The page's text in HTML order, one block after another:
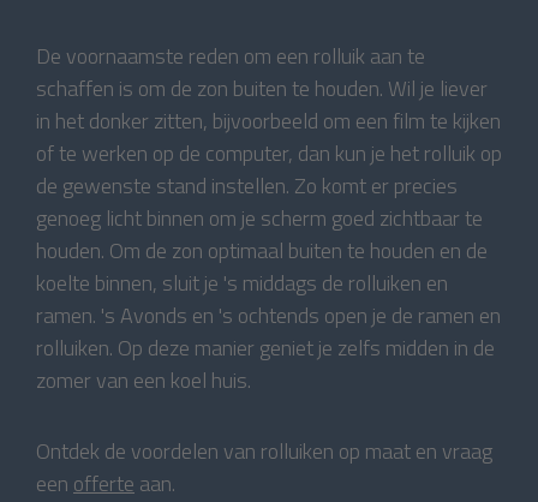
De voornaamste reden om een rolluik aan te
schaffen is om de zon buiten te houden. Wil je liever
in het donker zitten, bijvoorbeeld om een film te kijken
of te werken op de computer, dan kun je het rolluik op
de gewenste stand instellen. Zo komt er precies
genoeg licht binnen om je scherm goed zichtbaar te
houden. Om de zon optimaal buiten te houden en de
koelte binnen, sluit je 's middags de rolluiken en
ramen. 's Avonds en 's ochtends open je de ramen en
rolluiken. Op deze manier geniet je zelfs midden in de
zomer van een koel huis.
Ontdek de voordelen van rolluiken op maat en vraag
eenofferteaan.